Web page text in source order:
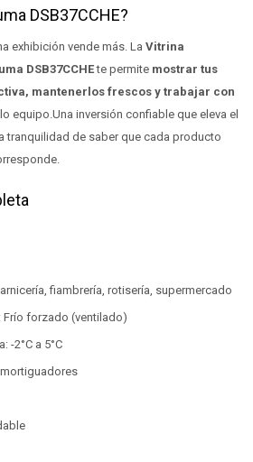
DSB37CCHE?
exhibición vende más. La Vitrina
DSB37CCHEte permite mostrar tus
mantenerlos frescos y trabajar con
equipo.Una inversión confiable que eleva el
tranquilidad de saber que cada producto
fiambrería, rotisería, supermercado
forzado (ventilado)
-2°C a 5°C